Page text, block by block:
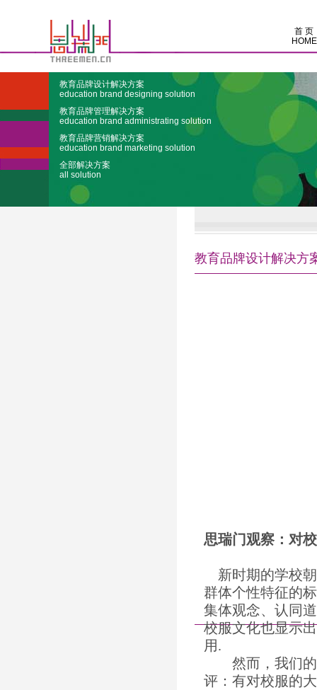
首 页
HOME
教育品牌设计解决方案
education brand designing solution
教育品牌管理解决方案
education brand administrating solution
教育品牌营销解决方案
education brand marketing solution
全部解决方案
all solution
教育品牌设计解决方
思瑞门观察：对
新时期的学校朝
群体个性特征的
集体观念、认同
校服文化也显示
用.
然而，我们的
评：有对校服的